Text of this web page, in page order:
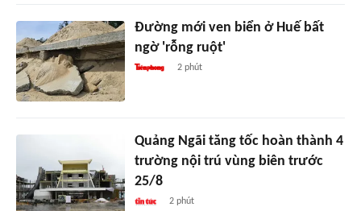
Đường mới ven biển ở Huế bất
ngờ 'rỗng ruột'
2 phút
Quảng Ngãi tăng tốc hoàn thành 4
trường nội trú vùng biên trước
25/8
2 phút